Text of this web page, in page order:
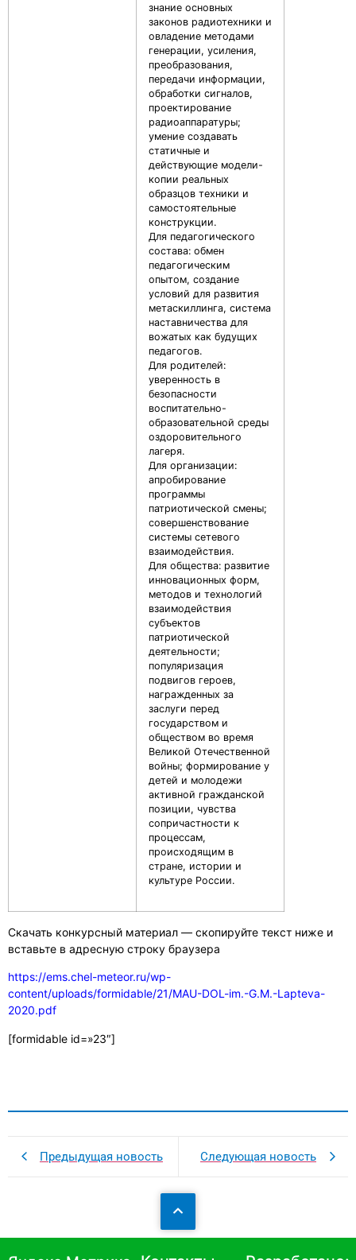
знание основных
законов радиотехники и
овладение методами
генерации, усиления,
преобразования,
передачи информации,
обработки сигналов,
проектирование
радиоаппаратуры;
умение создавать
статичные и
действующие модели-
копии реальных
образцов техники и
самостоятельные
конструкции.
Для педагогического
состава: обмен
педагогическим
опытом, создание
условий для развития
метаскиллинга, система
наставничества для
вожатых как будущих
педагогов.
Для родителей:
уверенность в
безопасности
воспитательно-
образовательной среды
оздоровительного
лагеря.
Для организации:
апробирование
программы
патриотической смены;
совершенствование
системы сетевого
взаимодействия.
Для общества: развитие
инновационных форм,
методов и технологий
взаимодействия
субъектов
патриотической
деятельности;
популяризация
подвигов героев,
награжденных за
заслуги перед
государством и
обществом во время
Великой Отечественной
войны; формирование у
детей и молодежи
активной гражданской
позиции, чувства
сопричастности к
процессам,
происходящим в
стране, истории и
культуре России.
Скачать конкурсный материал — скопируйте текст ниже и
вставьте в адресную строку браузера
https://ems.chel-meteor.ru/wp-
content/uploads/formidable/21/MAU-DOL-im.-G.M.-Lapteva-
2020.pdf
[formidable id=»23″]
Предыдущая новость Следующая новость